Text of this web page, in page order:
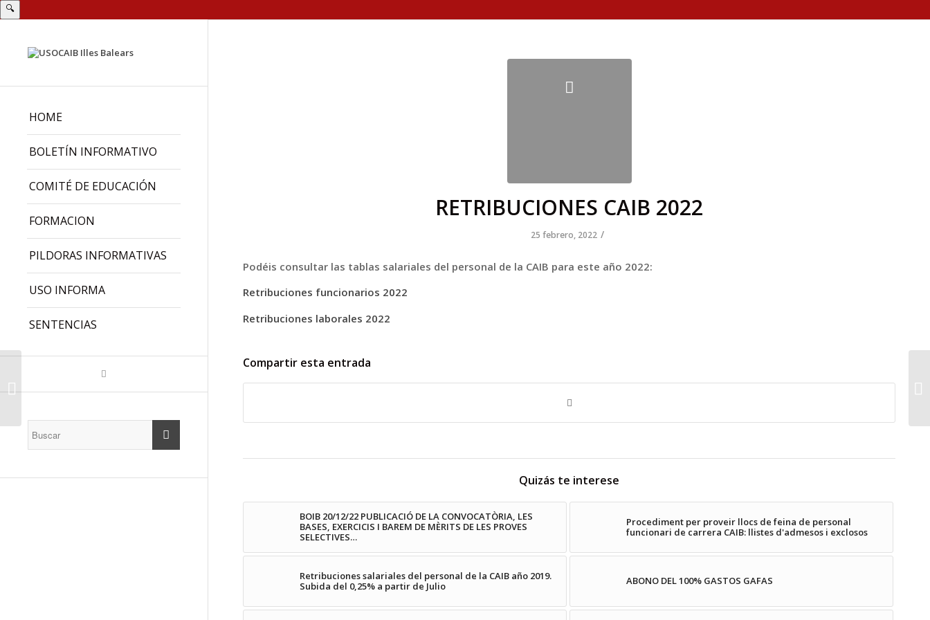
🔍
HOME
BOLETÍN INFORMATIVO
COMITÉ DE EDUCACIÓN
FORMACION
PILDORAS INFORMATIVAS
USO INFORMA
SENTENCIAS
RETRIBUCIONES CAIB 2022
25 febrero, 2022 /
Podéis consultar las tablas salariales del personal de la CAIB para este año 2022:
Retribuciones funcionarios 2022
Retribuciones laborales 2022
Compartir esta entrada
Quizás te interese
BOIB 20/12/22 PUBLICACIÓ DE LA CONVOCATÒRIA, LES
BASES, EXERCICIS I BAREM DE MÈRITS DE LES PROVES
SELECTIVES…
Procediment per proveir llocs de feina de personal
funcionari de carrera CAIB: llistes d'admesos i exclosos
Retribuciones salariales del personal de la CAIB año 2019.
Subida del 0,25% a partir de Julio
ABONO DEL 100% GASTOS GAFAS
de personal